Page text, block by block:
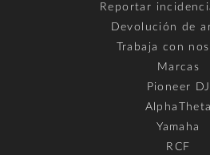
Reportar
Devolución de
Trabaja con
Marcas
Pioneer DJ
AlphaTheta
Yamaha
RCF